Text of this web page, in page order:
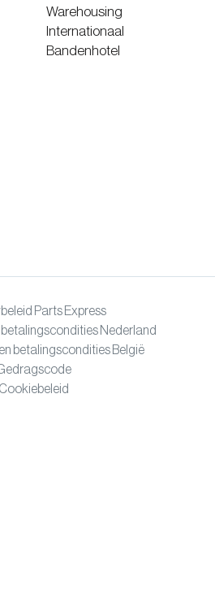
Warehousing
Internationaal
Bandenhotel
Parts Express
Nederland
betalingscondities België
Cookiebeleid